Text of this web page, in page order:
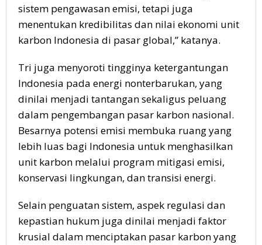
sistem pengawasan emisi, tetapi juga
menentukan kredibilitas dan nilai ekonomi unit
karbon Indonesia di pasar global,” katanya.
Tri juga menyoroti tingginya ketergantungan
Indonesia pada energi nonterbarukan, yang
dinilai menjadi tantangan sekaligus peluang
dalam pengembangan pasar karbon nasional.
Besarnya potensi emisi membuka ruang yang
lebih luas bagi Indonesia untuk menghasilkan
unit karbon melalui program mitigasi emisi,
konservasi lingkungan, dan transisi energi.
Selain penguatan sistem, aspek regulasi dan
kepastian hukum juga dinilai menjadi faktor
krusial dalam menciptakan pasar karbon yang